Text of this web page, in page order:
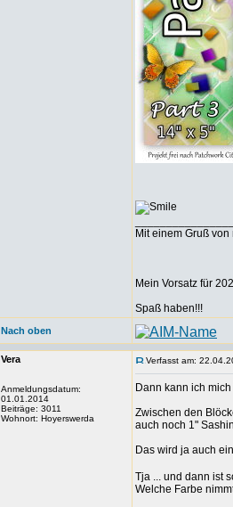
Mit einem Gruß von
Mein Vorsatz für
Spaß haben!!!
Nach oben
Vera
Anmeldungsdatum:
01.01.2014
Beiträge: 3011
Wohnort: Hoyerswerda
Verfasst am:
Dann kann ich
Zwischen den
auch noch 1"
Das wird ja auch
Tja ... und dann ist
Welche Farbe